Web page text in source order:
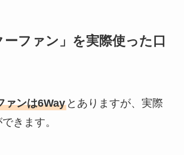
ーファン」を実際使った口
ァンは6Wayとありますが、実際
きます。